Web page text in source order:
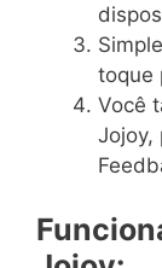
toque
Você
Jojoy,